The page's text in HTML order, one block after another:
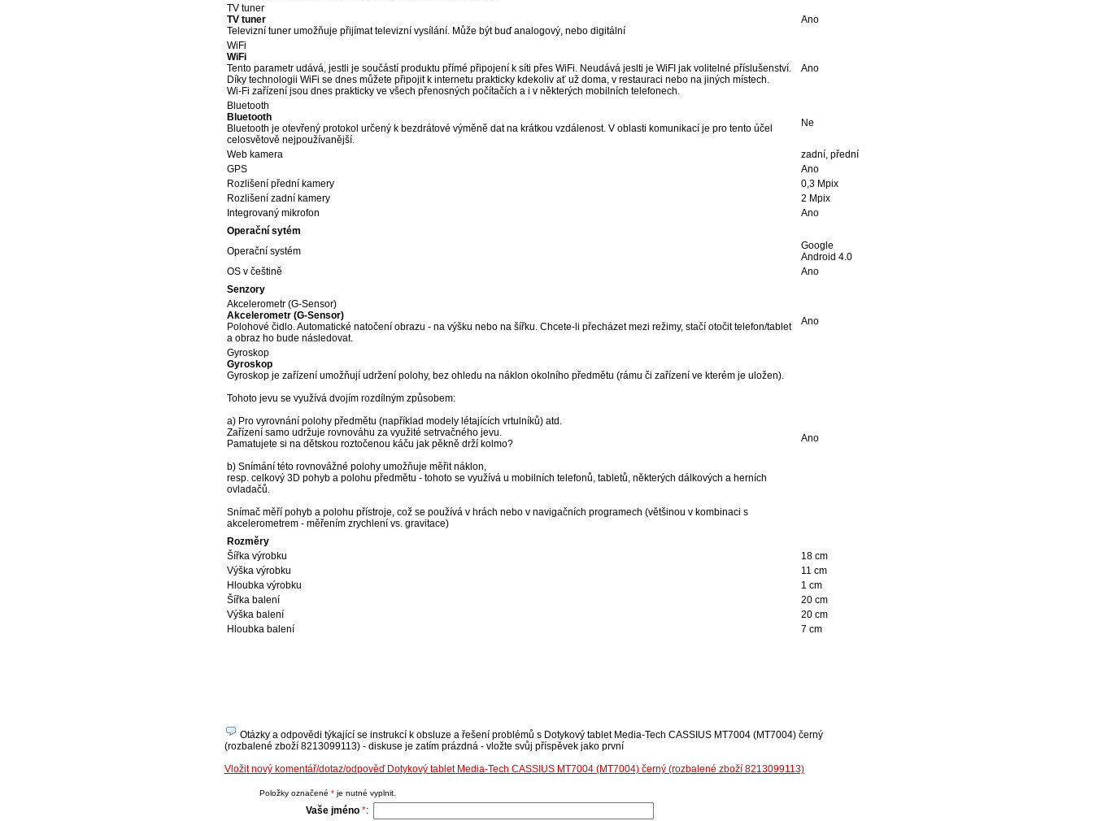
TV tuner
TV tuner
Televizní tuner umožňuje přijímat televizní vysílání. Může být buď analogový, nebo digitální
Ano
WiFi
WiFi
Tento parametr udává, jestli je součástí produktu přímé připojení k síti přes WiFi. Neudává jeslti je WiFI jak volitelné příslušenství.
Díky technologii WiFi se dnes můžete připojit k internetu prakticky kdekoliv ať už doma, v restauraci nebo na jiných místech.
Wi-Fi zařízení jsou dnes prakticky ve všech přenosných počítačích a i v některých mobilních telefonech.
Ano
Bluetooth
Bluetooth
Bluetooth je otevřený protokol určený k bezdrátové výměně dat na krátkou vzdálenost. V oblasti komunikací je pro tento účel
celosvětově nejpoužívanější.
Ne
Web kamera
zadní, přední
GPS
Ano
Rozlišení přední kamery
0,3 Mpix
Rozlišení zadní kamery
2 Mpix
Integrovaný mikrofon
Ano
Operační sytém
Operační systém
Google
Android 4.0
OS v češtině
Ano
Senzory
Akcelerometr (G-Sensor)
Akcelerometr (G-Sensor)
Polohové čidlo. Automatické natočení obrazu - na výšku nebo na šířku. Chcete-li přecházet mezi režimy, stačí otočit telefon/tablet
a obraz ho bude následovat.
Ano
Gyroskop
Gyroskop
Gyroskop je zařízení umožňují udržení polohy, bez ohledu na náklon okolního předmětu (rámu či zařízení ve kterém je uložen).
Tohoto jevu se využívá dvojím rozdílným způsobem:
a) Pro vyrovnání polohy předmětu (například modely létajících vrtulníků) atd.
Zařízení samo udržuje rovnováhu za využité setrvačného jevu.
Pamatujete si na dětskou roztočenou káču jak pěkně drží kolmo?
b) Snímání této rovnovážné polohy umožňuje měřit náklon,
resp. celkový 3D pohyb a polohu předmětu - tohoto se využívá u mobilních telefonů, tabletů, některých dálkových a herních
ovladačů.
Snímač měří pohyb a polohu přístroje, což se používá v hrách nebo v navigačních programech (většinou v kombinaci s
akcelerometrem - měřením zrychlení vs. gravitace)
Ano
Rozměry
Šířka výrobku
18 cm
Výška výrobku
11 cm
Hloubka výrobku
1 cm
Šířka balení
20 cm
Výška balení
20 cm
Hloubka balení
7 cm
Otázky a odpovědi týkající se instrukcí k obsluze a řešení problémů s Dotykový tablet Media-Tech CASSIUS MT7004 (MT7004) černý
(rozbalené zboží 8213099113) - diskuse je zatím prázdná - vložte svůj příspěvek jako první
Vložit nový komentář/dotaz/odpověď Dotykový tablet Media-Tech CASSIUS MT7004 (MT7004) černý (rozbalené zboží 8213099113)
Položky označené *je nutné vyplnit.
Vaše jméno *: